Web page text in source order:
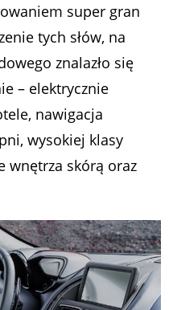
super gran
tych słów, na
znalazło się
– elektrycznie
nawigacja
wysokiej klasy
wnętrza skórą oraz